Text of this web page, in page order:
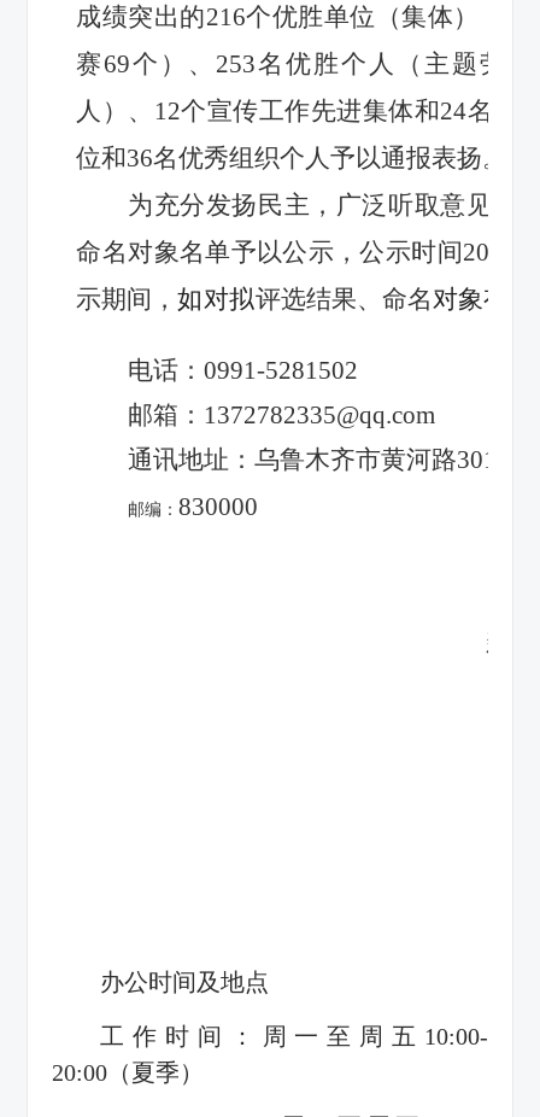
成绩突出的216个优胜单位（集体）（
赛69个）、253名优胜个人（主题劳
人）、12个宣传工作先进集体和24名宣
位和36名优秀组织个人予以通报表扬。
为充分发扬民主，广泛听取意见，
命名对象名单予以公示，公示时间2025
示期间，如对拟评选结果、命名对象有
电话：0991-5281502
邮箱：1372782335@qq.com
通讯地址：乌鲁木齐市黄河路301号
邮编： 830000
新疆维吾尔自
进新征程 聚力强交通”主题
办公时间及地点
工作时间：周一至周五10:00-
20:00（夏季）